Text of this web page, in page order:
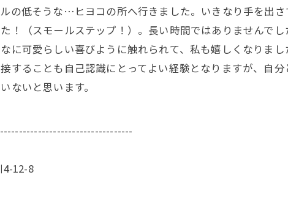
の低そうな…ヒヨコの所へ行きました。いきなり手を出
！（スモールステップ！）。長い時間ではありませんで
に可愛らしい喜びように触れられて、私も嬉しくなりまし
することも自己認識にとってよい経験となりますが、自
ないと思います。
4-12-8